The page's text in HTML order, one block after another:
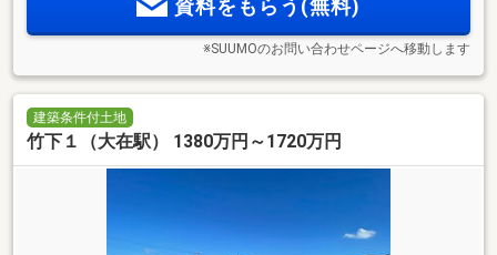
資料をもらう(無料)
※SUUMOのお問い合わせページへ移動します
建築条件付土地
竹下１（大在駅） 1380万円～1720万円